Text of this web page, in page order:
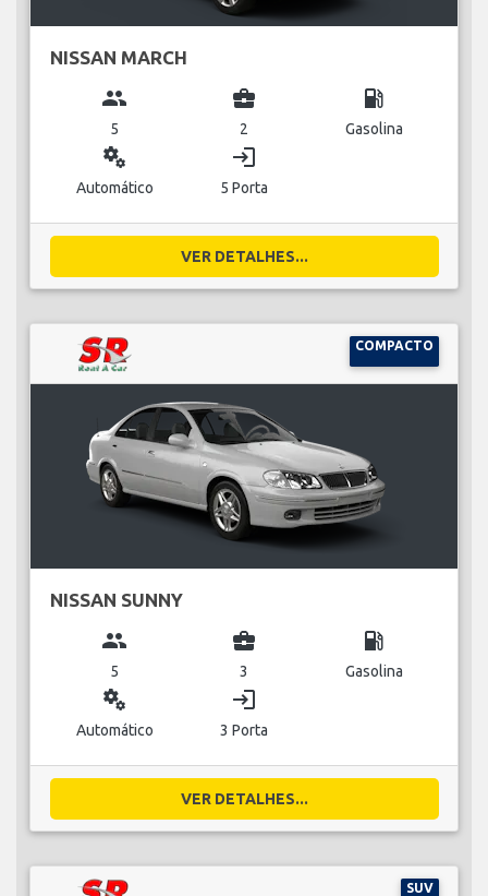
NISSAN MARCH
group
5
business_center
2
local_gas_station
Gasolina
miscellaneous_services
Automático
login
5 Porta
VER DETALHES...
COMPACTO
NISSAN SUNNY
group
5
business_center
3
local_gas_station
Gasolina
miscellaneous_services
Automático
login
3 Porta
VER DETALHES...
SUV